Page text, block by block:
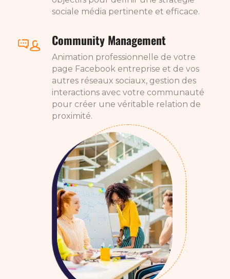
sociale média pertinente et efficace.
Community Management
Animation professionnelle de votre
page Facebook entreprise et de vos
autres réseaux sociaux, gestion des
interactions avec votre communauté
pour créer une véritable relation de
proximité.